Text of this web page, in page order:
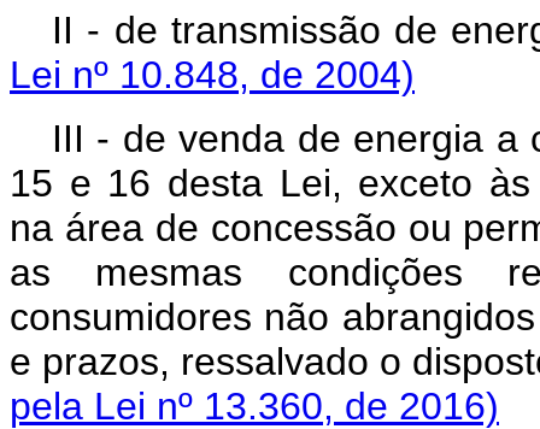
II - de transmissão
Lei nº 10.848, de 2004)
III - de venda de energia a
15 e 16 desta Lei, exceto às
na área de concessão ou
as mesmas condições
consumidores não
e prazos, ressalvado o
pela Lei nº 13.360, de 2016)